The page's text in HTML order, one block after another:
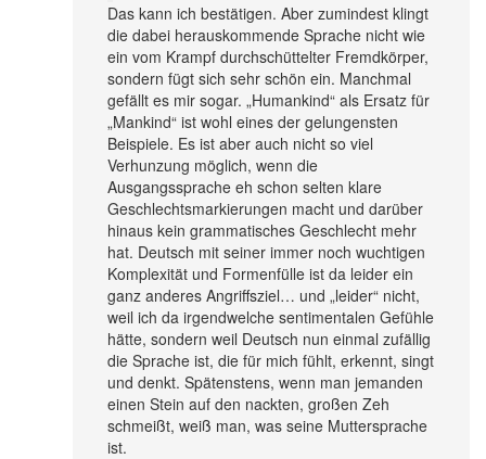
Das kann ich bestätigen. Aber zumindest klingt
die dabei herauskommende Sprache nicht wie
ein vom Krampf durchschüttelter Fremdkörper,
sondern fügt sich sehr schön ein. Manchmal
gefällt es mir sogar. „Humankind“ als Ersatz für
„Mankind“ ist wohl eines der gelungensten
Beispiele. Es ist aber auch nicht so viel
Verhunzung möglich, wenn die
Ausgangssprache eh schon selten klare
Geschlechtsmarkierungen macht und darüber
hinaus kein grammatisches Geschlecht mehr
hat. Deutsch mit seiner immer noch wuchtigen
Komplexität und Formenfülle ist da leider ein
ganz anderes Angriffsziel… und „leider“ nicht,
weil ich da irgendwelche sentimentalen Gefühle
hätte, sondern weil Deutsch nun einmal zufällig
die Sprache ist, die für mich fühlt, erkennt, singt
und denkt. Spätenstens, wenn man jemanden
einen Stein auf den nackten, großen Zeh
schmeißt, weiß man, was seine Muttersprache
ist.